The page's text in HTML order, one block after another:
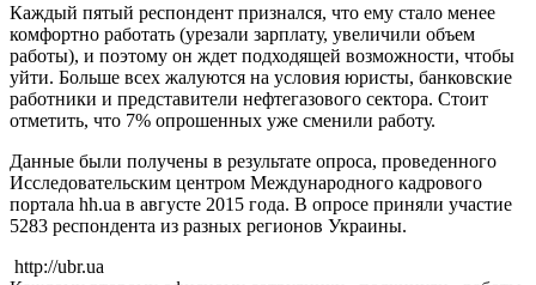
Каждый пятый респондент признался, что ему стало менее
комфортно работать (урезали зарплату, увеличили объем
работы), и поэтому он ждет подходящей возможности, чтобы
уйти. Больше всех жалуются на условия юристы, банковские
работники и представители нефтегазового сектора. Стоит
отметить, что 7% опрошенных уже сменили работу.
Данные были получены в результате опроса, проведенного
Исследовательским центром Международного кадрового
портала hh.ua в августе 2015 года. В опросе приняли участие
5283 респондента из разных регионов Украины.
http://ubr.ua